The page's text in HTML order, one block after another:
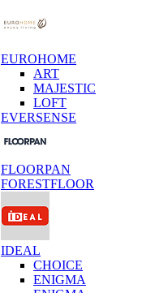
EUROHOME
ART
MAJESTIC
LOFT
EVERSENSE
FLOORPAN
FORESTFLOOR
IDEAL
CHOICE
ENIGMA